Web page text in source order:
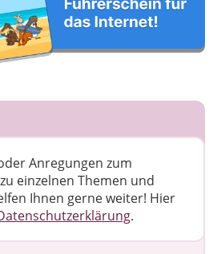
Anregungen zum
einzelnen Themen und
Ihnen gerne weiter! ​Hier
.